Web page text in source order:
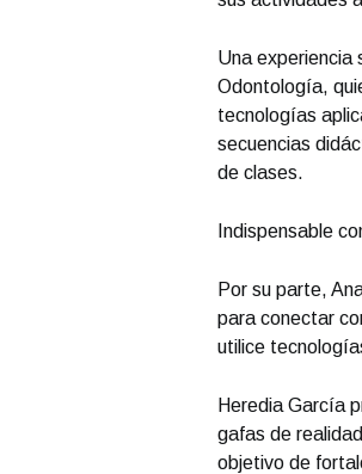
Una experiencia
Odontología,
tecnologías
secuencias
de clases.
Indispensable
Por su parte,
para conectar
utilice
Heredia García
gafas de
objetivo de